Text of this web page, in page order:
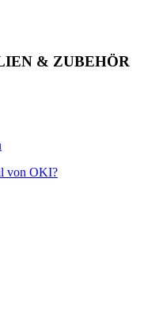
& ZUBEHÖR
von OKI?